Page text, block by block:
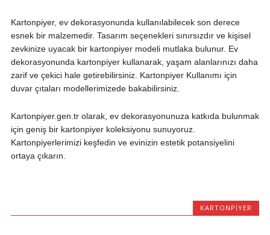
Kartonpiyer, ev dekorasyonunda kullanılabilecek son derece
esnek bir malzemedir. Tasarım seçenekleri sınırsızdır ve kişisel
zevkinize uyacak bir kartonpiyer modeli mutlaka bulunur. Ev
dekorasyonunda kartonpiyer kullanarak, yaşam alanlarınızı daha
zarif ve çekici hale getirebilirsiniz. Kartonpiyer Kullanımı için
duvar çıtaları modellerimizede bakabilirsiniz.
Kartonpiyer.gen.tr olarak, ev dekorasyonunuza katkıda bulunmak
için geniş bir kartonpiyer koleksiyonu sunuyoruz.
Kartonpiyerlerimizi keşfedin ve evinizin estetik potansiyelini
ortaya çıkarın.
KARTONPIYER